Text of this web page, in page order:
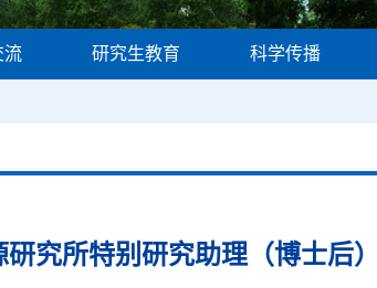
流 研究生教育 科学传播
究所特别研究助理（博士后